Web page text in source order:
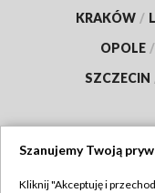
KRAKÓW /
OPOLE /
SZCZECIN
Szanujemy Twoją
Kliknij "Akceptuję i